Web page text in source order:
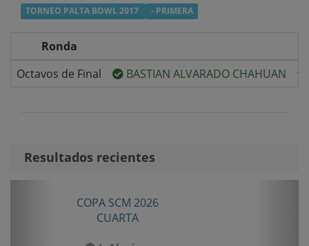
TORNEO PALTA BOWL 2017 - PRIMERA
Ronda
Octavos de Final
BASTIAN ALVARADO CHAHUAN
Resultados recientes
COPA SCM 2026
CUARTA